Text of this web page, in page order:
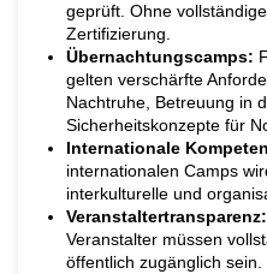
geprüft. Ohne
Zertifizierung.
Übernachtungscamps:
gelten verschärfte
Nachtruhe, Betreuung in
Sicherheitskonzepte für
Internationale
internationalen Camps
interkulturelle und
Veranstaltertransparenz:
Veranstalter müssen
öffentlich zugänglich